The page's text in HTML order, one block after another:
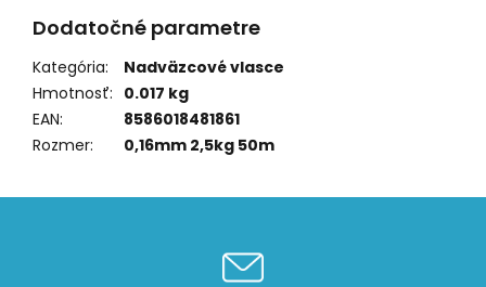
Dodatočné parametre
Kategória:
Nadväzcové vlasce
Hmotnosť: 0.017 kg
EAN:
8586018481861
Rozmer: 0,16mm 2,5kg 50m